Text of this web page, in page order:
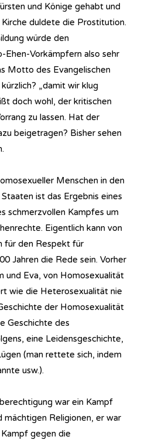
und Könige gehabt und
duldete die Prostitution.
würde den
Vorkämpfern also sehr
Motto des Evangelischen
„damit wir klug
doch wohl, der kritischen
zu lassen. Hat der
beigetragen? Bisher sehen
Menschen in den
ist das Ergebnis eines
schmerzvollen Kampfes um
Eigentlich kann von
für den Respekt für
Jahren die Rede sein. Vorher
und Eva, von Homosexualität
wie die Heterosexualität nie
der Homosexualität
Geschichte des
eine Leidensgeschichte,
(man rettete sich, indem
usw.).
war ein Kampf
Religionen, er war
gegen die